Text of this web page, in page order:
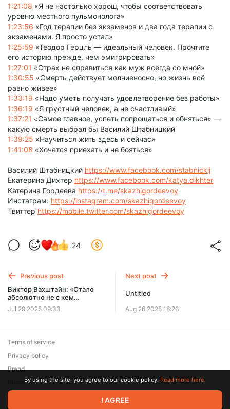
1:21:08 «Я не настолько хорош, чтобы соответствовать
уровню местного пульмонолога»
1:23:56 «Год терапии без экзаменов и два года терапии с
экзаменами. Я просто устал»
1:25:59 «Теодор Герцль — идеальный человек. Прочтите
его историю прежде, чем эмигрировать»
1:27:01 «Страх не справиться как муж всегда со мной»
1:30:55 «Смерть действует молниеносно, но жизнь всё
равно живее»
1:33:19 «Надо уметь получать удовлетворение без работы»
1:36:19 «Я грустный человек, а не счастливый»
1:37:21 «Самое главное, успеть попрощаться и обняться» —
какую смерть выбрал бы Василий Штабницкий
1:39:25 «Научиться жить здесь и сейчас»
1:41:08 «Хочется приехать и не бояться»
Василий Штабницкий https://www.facebook.com/stabnickij
Екатерина Дихтер https://www.facebook.com/katya.dikhter
Катерина Гордеева https://t.me/skazhigordeevoy
Инстаграм: https://instagram.com/skazhigordeevoy
Твиттер https://mobile.twitter.com/skazhigordeevoy
24
Previous post
Виктор Вахштайн: «Стало
абсолютно не с кем
разговаривать» // «Скажи
Гордеевой»
Jul 29 2025 09:33
Next post
Untitled
Aug 26 2025 16:26
© 2026 Zaya Solutions Limited. All rights reserved. All trademarks
are the property of their respective owners.
Terms of service
Privacy policy
Brand
SupportBy using the site, you agree to our cookie policy. Read more here.
I AGREE